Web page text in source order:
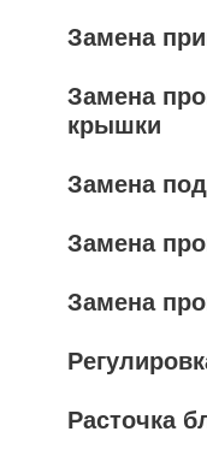
Замена
Замена
крышки
Замена
Замена
Замена
Расточка